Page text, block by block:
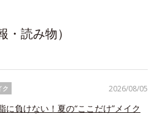
読み物）
ク
に負けない！夏の“ここだけ”メイク
2026/08/05